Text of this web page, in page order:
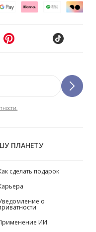
ПЛАНЕТУ
сделать подарок
о
ИИ